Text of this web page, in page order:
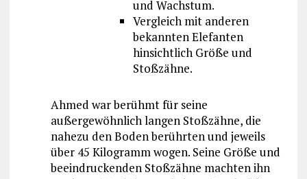
und Wachstum.
Vergleich mit anderen
bekannten Elefanten
hinsichtlich Größe und
Stoßzähne.
Ahmed war berühmt für seine
außergewöhnlich langen Stoßzähne, die
nahezu den Boden berührten und jeweils
über 45 Kilogramm wogen. Seine Größe und
beeindruckenden Stoßzähne machten ihn